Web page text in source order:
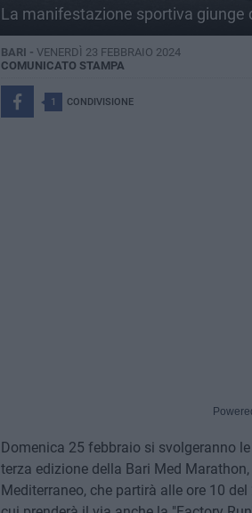
La manifestazione sportiva giunge
BARI - VENERDÌ 23 FEBBRAIO 2024
COMUNICATO STAMPA
1 CONDIVISIONE
Domenica 25 febbraio si svolgeranno
terza edizione della Bari Med Marathon,
Mediterraneo, che partirà alle ore 10